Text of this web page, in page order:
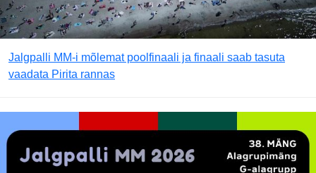
Jalgpalli MM-i mõlemat poolfinaali ja finaali saab tasuta
vaadata Pirita rannas